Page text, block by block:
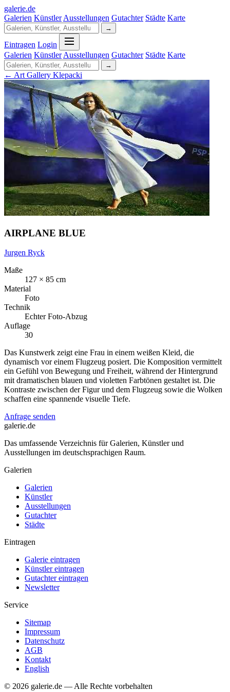
galerie.de
Galerien Künstler Ausstellungen Gutachter Städte Karte
→
Eintragen Login
Galerien Künstler Ausstellungen Gutachter Städte Karte
→
← Art Gallery Klepacki
AIRPLANE BLUE
Jurgen Ryck
Maße
127 × 85 cm
Material
Foto
Technik
Echter Foto-Abzug
Auflage
30
Das Kunstwerk zeigt eine Frau in einem weißen Kleid, die
dynamisch vor einem Flugzeug posiert. Die Komposition vermittelt
ein Gefühl von Bewegung und Freiheit, während der Hintergrund
mit dramatischen blauen und violetten Farbtönen gestaltet ist. Die
Kontraste zwischen der Figur und dem Flugzeug sowie die Wolken
schaffen eine spannende visuelle Tiefe.
Anfrage senden
galerie.de
Das umfassende Verzeichnis für Galerien, Künstler und
Ausstellungen im deutschsprachigen Raum.
Galerien
Galerien
Künstler
Ausstellungen
Gutachter
Städte
Eintragen
Galerie eintragen
Künstler eintragen
Gutachter eintragen
Newsletter
Service
Sitemap
Impressum
Datenschutz
AGB
Kontakt
English
© 2026 galerie.de — Alle Rechte vorbehalten